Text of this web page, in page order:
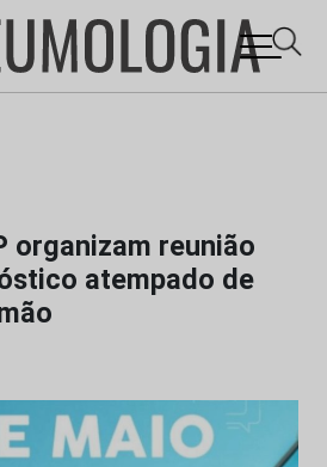
organizam reunião
atempado de